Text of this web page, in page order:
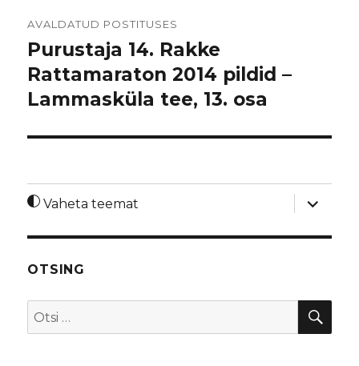
AVALDATUD POSTITUSES
Purustaja 14. Rakke
Rattamaraton 2014 pildid –
Lammasküla tee, 13. osa
Vaheta teemat
laienda
OTSING
Otsi: